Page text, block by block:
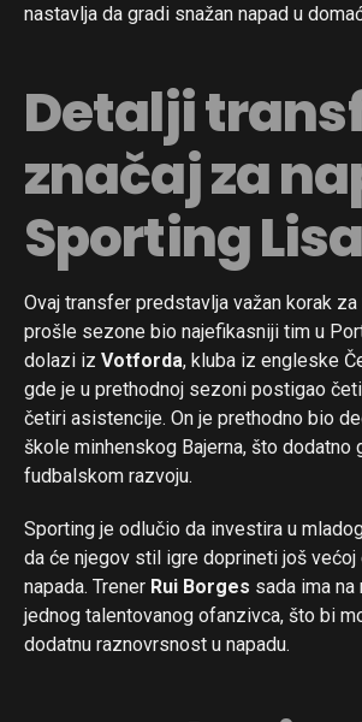
nastavlja da gradi snažan napad u
Detalji
značaj za
Sporting
Ovaj transfer predstavlja važan korak
prošle sezone bio najefikasniji tim u
dolazi iz Votforda, kluba iz engleske
gde je u prethodnoj sezoni postigao
četiri asistencije. On je prethodno bio
škole minhenskog Bajerna, što dodatno
fudbalskom razvoju.
Sporting je odlučio da investira u
da će njegov stil igre doprineti još
napada. Trener Rui Borges sada ima na
jednog talentovanog ofanzivca, što bi
dodatnu raznovrsnost u napadu.